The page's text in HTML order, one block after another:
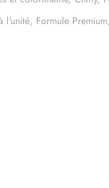
l'unité, Formule Premium,